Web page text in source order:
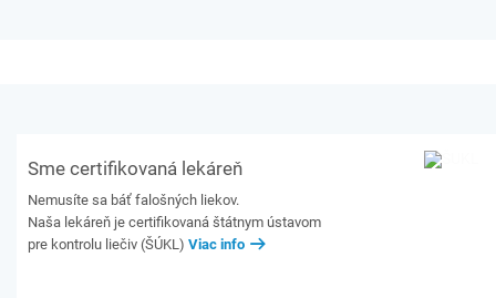
Sme certifikovaná lekáreň
Nemusíte sa báť falošných liekov.
Naša lekáreň je certifikovaná štátnym ústavom
pre kontrolu liečiv (ŠÚKL) Viac info